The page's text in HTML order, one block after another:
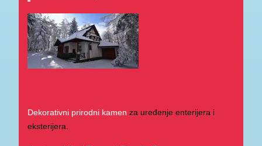
Dekorativni prirodni kamen za uređenje enterijera i
eksterijera.